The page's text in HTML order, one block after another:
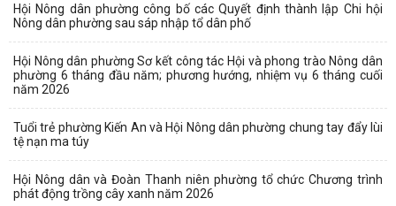
Hội Nông dân phường công bố các Quyết định thành lập Chi hội
Nông dân phường sau sáp nhập tổ dân phố
Hội Nông dân phường Sơ kết công tác Hội và phong trào Nông dân
phường 6 tháng đầu năm; phương hướng, nhiệm vụ 6 tháng cuối
năm 2026
Tuổi trẻ phường Kiến An và Hội Nông dân phường chung tay đẩy lùi
tệ nạn ma túy
Hội Nông dân và Đoàn Thanh niên phường tổ chức Chương trình
phát động trồng cây xanh năm 2026